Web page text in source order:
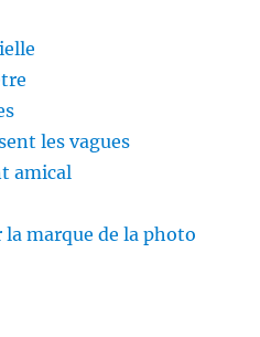
les vagues
amical
la marque de la photo